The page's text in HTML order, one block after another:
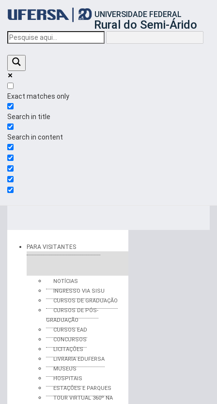
portal
UFERSA
UNIVERSIDADE FEDERAL
Rural do Semi-Árido
Exact matches only
Search in title
Search in content
PARA VISITANTES
NOTÍCIAS
INGRESSO VIA SISU
CURSOS DE GRADUAÇÃO
CURSOS DE PÓS-
GRADUAÇÃO
CURSOS EAD
CONCURSOS
LICITAÇÕES
LIVRARIA EDUFERSA
MUSEUS
HOSPITAIS
ESTAÇÕES E PARQUES
TOUR VIRTUAL 360º NA